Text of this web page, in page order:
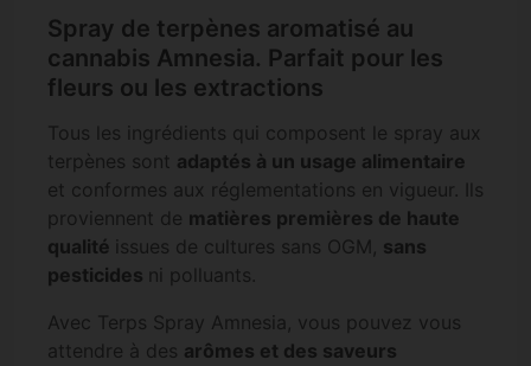
Spray de terpènes aromatisé au
cannabis Amnesia. Parfait pour les
fleurs ou les extractions
Tous les ingrédients qui composent le spray aux
terpènes sont adaptés à un usage alimentaire
et conformes aux réglementations en vigueur. Ils
proviennent de matières premières de haute
qualité issues de cultures sans OGM, sans
pesticides ni polluants.
Avec Terps Spray Amnesia, vous pouvez vous
attendre à des arômes et des saveurs